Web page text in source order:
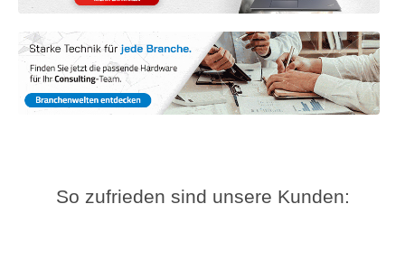
So zufrieden sind unsere Kunden: